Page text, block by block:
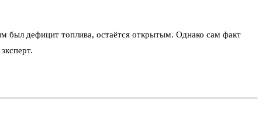
был дефицит топлива, остаётся открытым. Однако сам факт